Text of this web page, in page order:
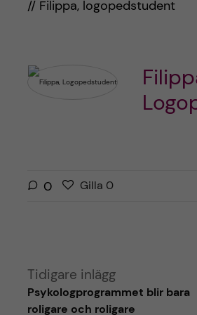
// Filippa, logopedstudent
0
G
i
n
Gilla 0g
r
i
Tidigare inlägg
Psykologprogrammet blir bara
roligare och roligare